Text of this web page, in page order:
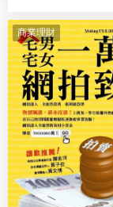
表練習本】
商業理財